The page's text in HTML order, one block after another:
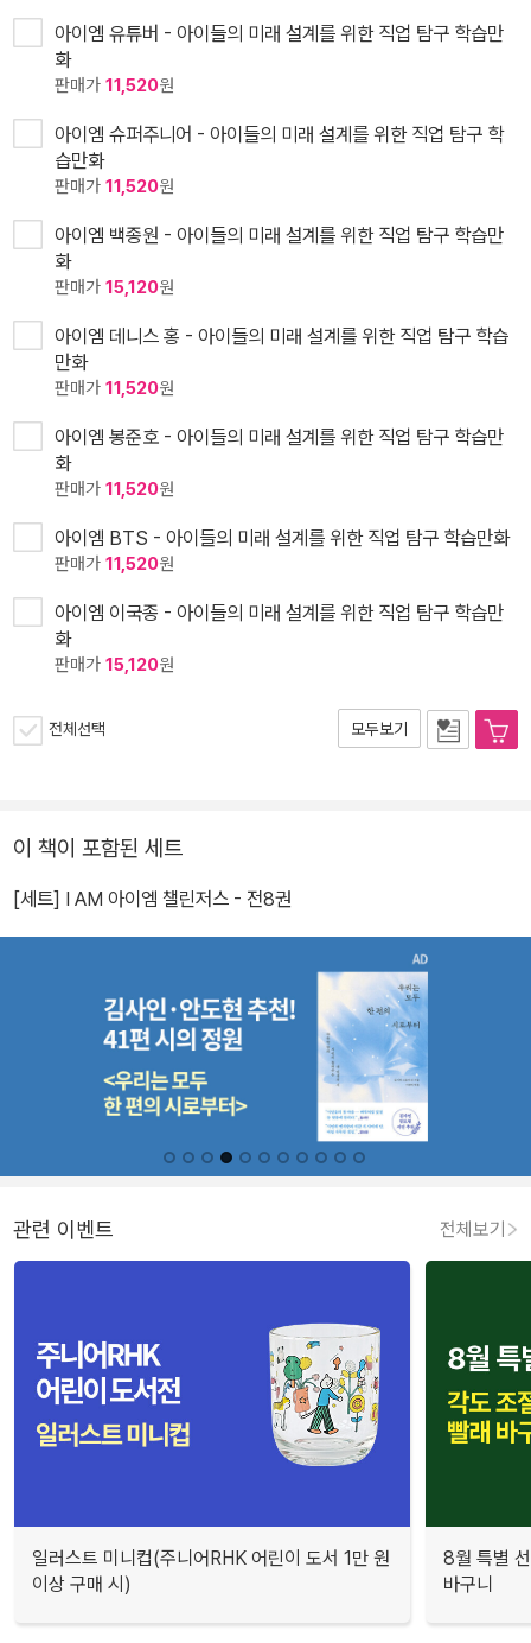
아이엠 유튜버 - 아이들의 미래 설계를 위한 직업 탐구 학습만
화
판매가 11,520원
아이엠 슈퍼주니어 - 아이들의 미래 설계를 위한 직업 탐구 학
습만화
판매가 11,520원
아이엠 백종원 - 아이들의 미래 설계를 위한 직업 탐구 학습만
화
판매가 15,120원
아이엠 데니스 홍 - 아이들의 미래 설계를 위한 직업 탐구 학습
만화
판매가 11,520원
아이엠 봉준호 - 아이들의 미래 설계를 위한 직업 탐구 학습만
화
판매가 11,520원
아이엠 BTS - 아이들의 미래 설계를 위한 직업 탐구 학습만화
판매가 11,520원
아이엠 이국종 - 아이들의 미래 설계를 위한 직업 탐구 학습만
화
판매가 15,120원
전체선택 모두보기
이 책이 포함된 세트
[세트] I AM 아이엠 챌린저스 - 전8권
관련 이벤트 전체보기
일러스트 미니컵(주니어RHK 어린이 도서 1만 원
이상 구매 시)
8월 특별
바구니